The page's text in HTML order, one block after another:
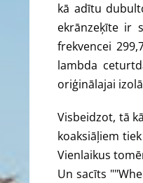
kā adītu
ekrānzeķīte ir
frekvencei
lambda
oriģinālajai
Visbeidzot, tā
koaksiāļiem
Vienlaikus
Un sacīts